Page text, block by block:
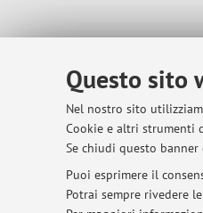
Questo sito
Nel nostro sito
Cookie e altri strumenti
Se chiudi questo
Puoi esprimere il
Potrai sempre rivedere